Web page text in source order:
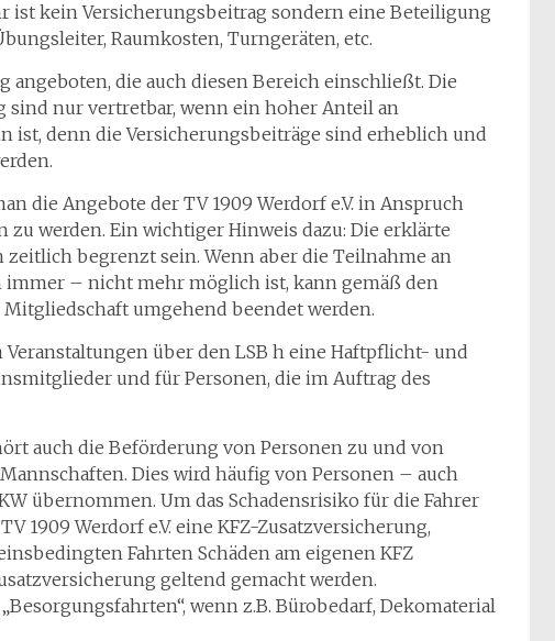
ist kein Versicherungsbeitrag sondern eine Beteiligung
Raumkosten, Turngeräten, etc.
angeboten, die auch diesen Bereich einschließt. Die
sind nur vertretbar, wenn ein hoher Anteil an
denn die Versicherungsbeiträge sind erheblich und
die Angebote der TV 1909 Werdorf e.V. in Anspruch
werden. Ein wichtiger Hinweis dazu: Die erklärte
begrenzt sein. Wenn aber die Teilnahme an
– nicht mehr möglich ist, kann gemäß den
umgehend beendet werden.
über den LSB h eine Haftpflicht- und
und für Personen, die im Auftrag des
auch die Beförderung von Personen zu und von
Dies wird häufig von Personen – auch
übernommen. Um das Schadensrisiko für die Fahrer
1909 Werdorf e.V. eine KFZ-Zusatzversicherung,
Fahrten Schäden am eigenen KFZ
geltend gemacht werden.
wenn z.B. Bürobedarf, Dekomaterial